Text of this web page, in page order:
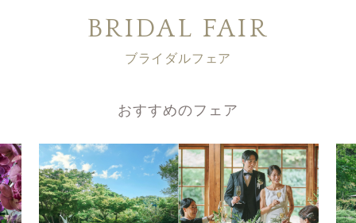
BRIDAL FAIR
ブライダルフェア
おすすめのフェア